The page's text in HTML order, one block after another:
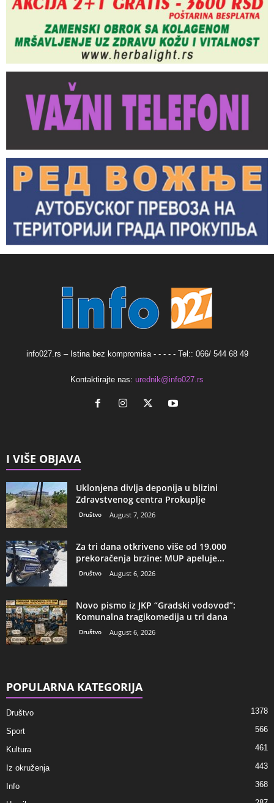
info027.rs – Istina bez kompromisa - - - - - Tel:: 066/ 544 68 49
Kontaktirajte nas: urednik@info027.rs
I VIŠE OBJAVA
Uklonjena divlja deponija u blizini
Zdravstvenog centra Prokuplje
Društvo August 7, 2026
Za tri dana otkriveno više od 19.000
prekoračenja brzine: MUP apeluje...
Društvo August 6, 2026
Novo pismo iz JKP “Gradski vodovod”:
Komunalna tragikomedija u tri dana
Društvo August 6, 2026
POPULARNA KATEGORIJA
Društvo 1378
Sport 566
Kultura 461
Iz okruženja 443
Info 368